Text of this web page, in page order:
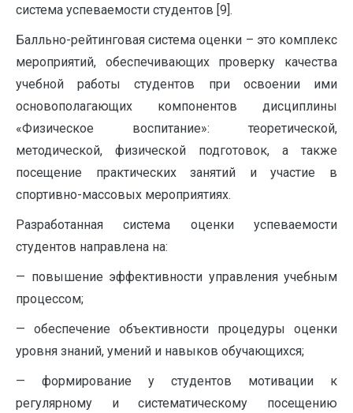
система успеваемости студентов [9].
Балльно-рейтинговая система оценки – это комплекс
мероприятий, обеспечивающих проверку качества
учебной работы студентов при освоении ими
основополагающих компонентов дисциплины
«Физическое воспитание»: теоретической,
методической, физической подготовок, а также
посещение практических занятий и участие в
спортивно-массовых мероприятиях.
Разработанная система оценки успеваемости
студентов направлена на:
— повышение эффективности управления учебным
процессом;
— обеспечение объективности процедуры оценки
уровня знаний, умений и навыков обучающихся;
— формирование у студентов мотивации к
регулярному и систематическому посещению